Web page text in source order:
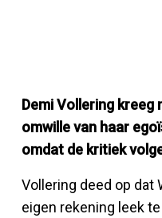
Demi Vollering kreeg
omwille van haar
omdat de kritiek
Vollering deed op
eigen rekening leek